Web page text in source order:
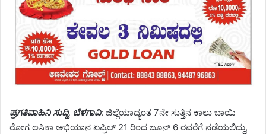
ಪ್ರಗತಿವಾಹಿನಿ ಸುದ್ದಿ, ಬೆಳಗಾವಿ: ಜಿಲ್ಲೆಯಾದ್ಯಂತ 7ನೇ ಸುತ್ತಿನ ಕಾಲು ಬಾಯಿ
ರೋಗ ಲಸಿಕಾ ಅಭಿಯಾನ ಏಪ್ರಿಲ್ 21 ರಿಂದ ಜೂನ್ 6 ರವರೆಗೆ ನಡೆಯಲಿದ್ದು,